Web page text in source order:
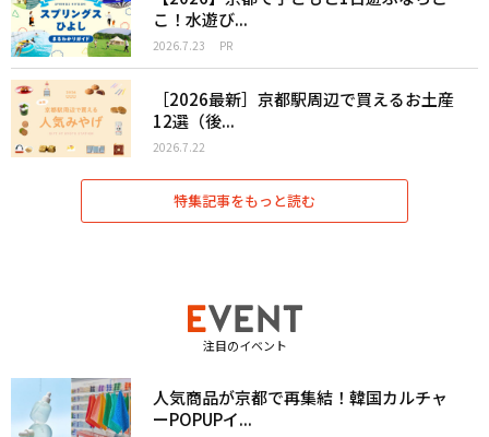
こ！水遊び...
2026.7.23 PR
［2026最新］京都駅周辺で買えるお土産
12選（後...
2026.7.22
特集記事をもっと読む
注目のイベント
人気商品が京都で再集結！韓国カルチャ
ーPOPUPイ...